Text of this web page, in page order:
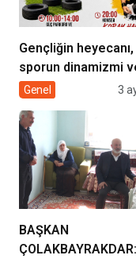
Gençliğin heyecanı,
sporun dinamizmi
müziğin coşkusu
geliyor!
Genel 3
BAŞKAN
ÇOLAKBAYRAKDAR: